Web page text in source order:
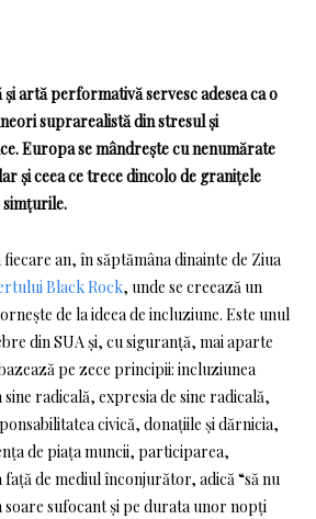
artă performativă servesc adesea ca o
suprarealistă din stresul și
Europa se mândrește cu nenumărate
și ceea ce trece dincolo de granițele
an, în săptămâna dinainte de Ziua
Black Rock, unde se creează un
de la ideea de incluziune. Este unul
din SUA și, cu siguranță, mai aparte
pe zece principii: incluziunea
radicală, expresia de sine radicală,
civică, donațiile și dărnicia,
de piața muncii, participarea,
de mediul înconjurător, adică “să nu
soare sufocant și pe durata unor nopți